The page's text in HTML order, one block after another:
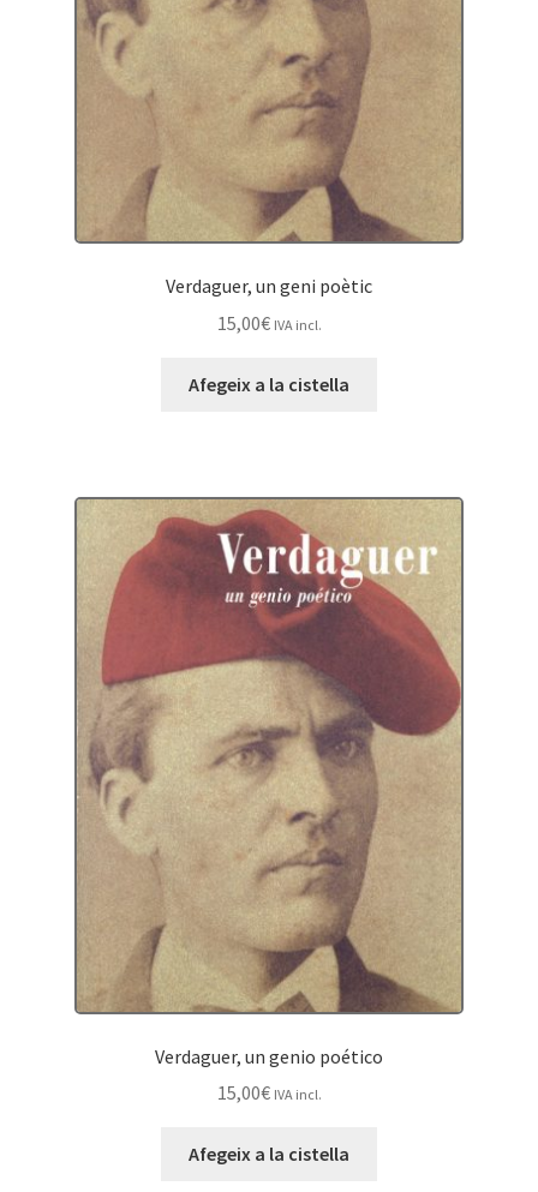
Verdaguer, un geni poètic
15,00€ IVA incl.
Afegeix a la cistella
Verdaguer, un genio poético
15,00€ IVA incl.
Afegeix a la cistella